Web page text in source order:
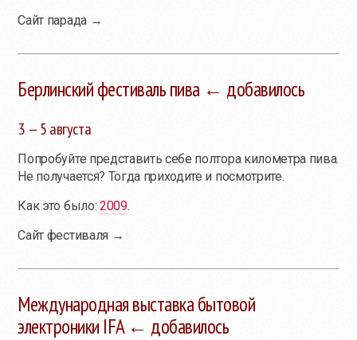
Сайт парада →
Берлинский фестиваль пива ← добавилось
3 — 5 августа
Попробуйте представить себе полтора километра пива.
Не получается? Тогда приходите и посмотрите.
Как это было: 2009.
Сайт фестиваля →
Международная выставка бытовой
электроники IFA ← добавилось